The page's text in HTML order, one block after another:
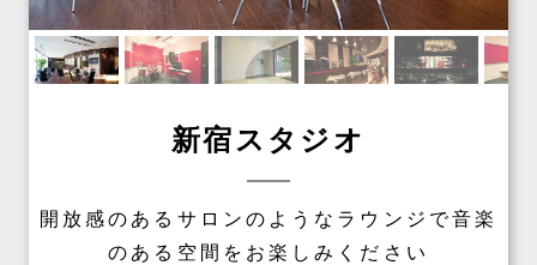
新宿スタジオ
開放感のあるサロンのようなラウンジで音楽
のある空間をお楽しみください